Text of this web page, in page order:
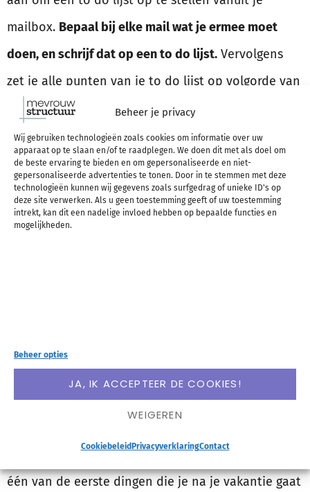
Beheer je privacy
Wij gebruiken technologieën zoals cookies om informatie over uw
apparaat op te slaan en/of te raadplegen. We doen dit met als doel om
de beste ervaring te bieden en om gepersonaliseerde en niet-
gepersonaliseerde advertenties te tonen. Door in te stemmen met deze
technologieën kunnen wij gegevens zoals surfgedrag of unieke ID's op
deze site verwerken. Als u geen toestemming geeft of uw toestemming
intrekt, kan dit een nadelige invloed hebben op bepaalde functies en
mogelijkheden.
Beheer opties
JA, IK ACCEPTEER DE COOKIES!
WEIGEREN
CookiebeleidPrivacyverklaringContact
mailbox. Bepaal bij elke mail wat je ermee moet
doen, en schrijf dat op een to do lijst. Vervolgens
zet je alle punten van je to do lijst op volgorde van
hoe belangrijk ze zijn – en begin je met de eerste.
Zo zorg je niet alleen dat je begint met de
belangrijkste dingen, maar houd je zelf ook
controle en overzicht op alles wat je te doen staat
vanuit de mails die je ontvangen hebt.
Als je tijdens je vakantie veel mails hebt
ontvangen, is de kans groot dat jij na je vakantie
ontvangen mails een antwoord moeten krijgen.
één van de eerste dingen die je na je vakantie gaat